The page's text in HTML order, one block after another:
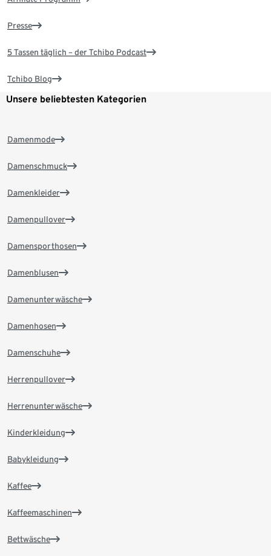
Presse
5 Tassen täglich – der Tchibo Podcast
Tchibo Blog
Unsere beliebtesten Kategorien
Damenmode
Damenschmuck
Damenkleider
Damenpullover
Damensporthosen
Damenblusen
Damenunterwäsche
Damenhosen
Damenschuhe
Herrenpullover
Herrenunterwäsche
Kinderkleidung
Babykleidung
Kaffee
Kaffeemaschinen
Bettwäsche